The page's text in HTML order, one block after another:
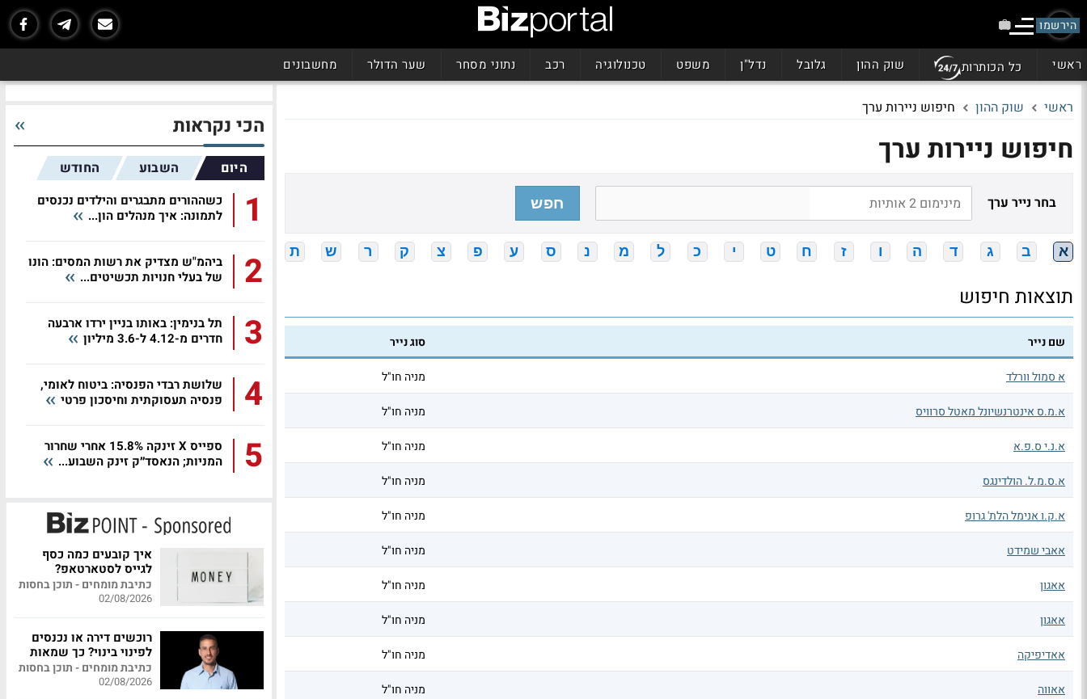
הירשמו
ראשי כל הכותרות שוק ההון גלובל נדל"ן משפט טכנולוגיה רכב נתוני מסחר שער הדולר מחשבונים
ראשי שוק ההון חיפוש ניירות ערך
חיפוש ניירות ערך
בחר נייר ערך חפש
א ב ג ד ה ו ז ח ט י כ ל מ נ ס ע פ צ ק ר ש ת
תוצאות חיפוש
שם נייר סוג נייר
א סמול וורלד מניה חו"ל
א.מ.ס אינטרנשיונל מאטל סרוויס מניה חו"ל
א.נ.י ס.פ.א מניה חו"ל
א.ס.מ.ל. הולדינגס מניה חו"ל
א.ק.ו אנימל הלת' גרופ מניה חו"ל
אאבי שמידט מניה חו"ל
אאגון מניה חו"ל
אאגון מניה חו"ל
אאדיפיקה מניה חו"ל
אאווה מניה חו"ל
הכי נקראות
היום השבוע החודש
1
כשההורים מתבגרים והילדים נכנסים
לתמונה: איך מנהלים הון...
2
ביהמ"ש מצדיק את רשות המסים: הונו
של בעלי חנויות תכשיטים...
3
תל בנימין: באותו בניין ירדו ארבעה
חדרים מ-4.12 ל-3.6 מיליון
4
שלושת רבדי הפנסיה: ביטוח לאומי,
פנסיה תעסוקתית וחיסכון פרטי
5
ספייס X זינקה 15.8% אחרי שחרור
המניות; הנאסד״ק זינק השבוע...
איך קובעים כמה כסף
לגייס לסטארטאפ?
כתיבת מומחים - תוכן בחסות
02/08/2026
רוכשים דירה או נכנסים
לפינוי בינוי? כך שמאות
מקצועית יכולה לחסוך
לכם מאות אלפי שקלים
כתיבת מומחים - תוכן בחסות
02/08/2026